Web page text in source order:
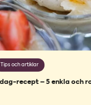
Tips och artiklar
recept – 5 enkla och